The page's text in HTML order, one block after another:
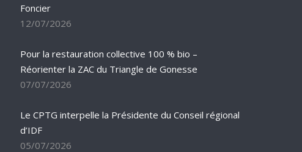
Foncier
12/07/2026
Pour la restauration collective 100 % bio –
Réorienter la ZAC du Triangle de Gonesse
07/07/2026
Le CPTG interpelle la Présidente du Conseil régional
d’IDF
05/07/2026